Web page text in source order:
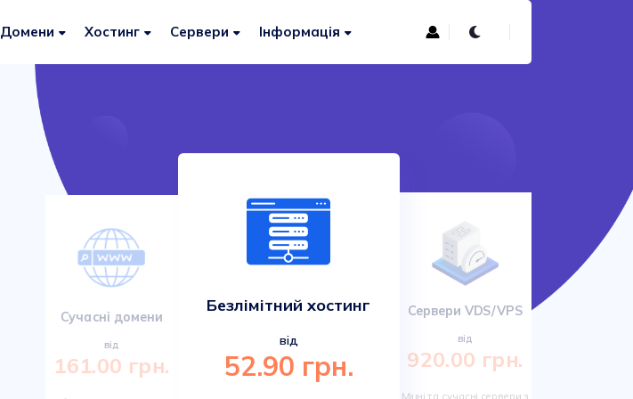
Домени Хостинг Сервери Інформація
Сучасні домени
від
161.00 грн.
Безлімітний хостинг
від
52.90 грн.
Сервери VDS/VPS
від
920.00 грн.